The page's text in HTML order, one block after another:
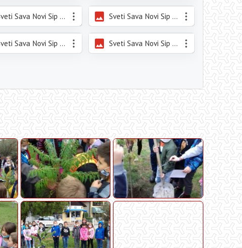
Sveti Sava Novi Sip 2021_11.jpeg Sveti Sava Novi Sip 2021_12.jpeg
Sveti Sava Novi Sip 2021_15.jpeg Sveti Sava Novi Sip 2021_16.jpeg